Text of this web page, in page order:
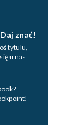
znać!
tytulu,
u nas